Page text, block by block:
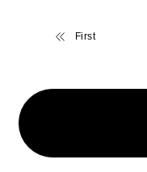
First